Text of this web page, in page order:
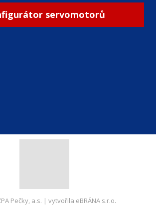
servomotorů
Pečky, a.s. | vytvořila eBRÁNA s.r.o.